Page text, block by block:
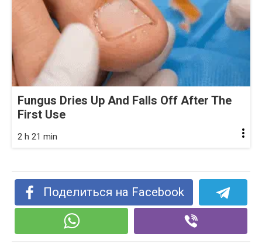
Fungus Dries Up And Falls Off After The
First Use
2 h 21 min
Поделиться на Facebook